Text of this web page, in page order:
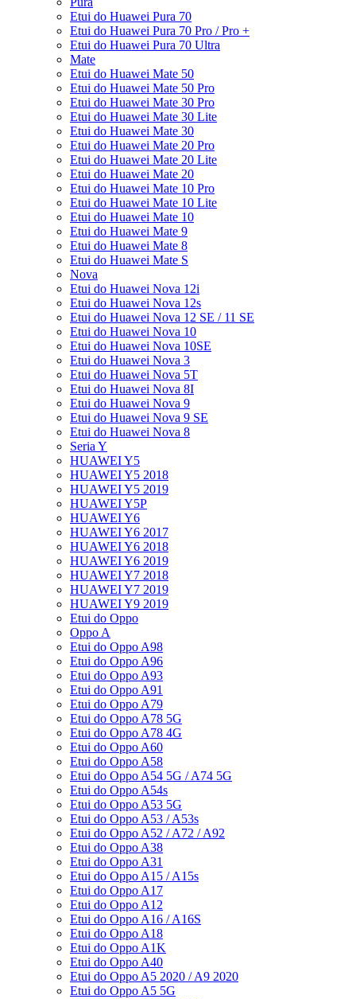
Etui do Huawei Pura 70
Etui do Huawei Pura 70 Pro / Pro +
Etui do Huawei Pura 70 Ultra
Mate
Etui do Huawei Mate 50
Etui do Huawei Mate 50 Pro
Etui do Huawei Mate 30 Pro
Etui do Huawei Mate 30 Lite
Etui do Huawei Mate 30
Etui do Huawei Mate 20 Pro
Etui do Huawei Mate 20 Lite
Etui do Huawei Mate 20
Etui do Huawei Mate 10 Pro
Etui do Huawei Mate 10 Lite
Etui do Huawei Mate 10
Etui do Huawei Mate 9
Etui do Huawei Mate 8
Etui do Huawei Mate S
Nova
Etui do Huawei Nova 12i
Etui do Huawei Nova 12s
Etui do Huawei Nova 12 SE / 11 SE
Etui do Huawei Nova 10
Etui do Huawei Nova 10SE
Etui do Huawei Nova 3
Etui do Huawei Nova 5T
Etui do Huawei Nova 8I
Etui do Huawei Nova 9
Etui do Huawei Nova 9 SE
Etui do Huawei Nova 8
Seria Y
HUAWEI Y5
HUAWEI Y5 2018
HUAWEI Y5 2019
HUAWEI Y5P
HUAWEI Y6
HUAWEI Y6 2017
HUAWEI Y6 2018
HUAWEI Y6 2019
HUAWEI Y7 2018
HUAWEI Y7 2019
HUAWEI Y9 2019
Etui do Oppo
Oppo A
Etui do Oppo A98
Etui do Oppo A96
Etui do Oppo A93
Etui do Oppo A91
Etui do Oppo A79
Etui do Oppo A78 5G
Etui do Oppo A78 4G
Etui do Oppo A60
Etui do Oppo A58
Etui do Oppo A54 5G / A74 5G
Etui do Oppo A54s
Etui do Oppo A53 5G
Etui do Oppo A53 / A53s
Etui do Oppo A52 / A72 / A92
Etui do Oppo A38
Etui do Oppo A31
Etui do Oppo A15 / A15s
Etui do Oppo A17
Etui do Oppo A12
Etui do Oppo A16 / A16S
Etui do Oppo A18
Etui do Oppo A1K
Etui do Oppo A40
Etui do Oppo A5 2020 / A9 2020
Etui do Oppo A5 5G